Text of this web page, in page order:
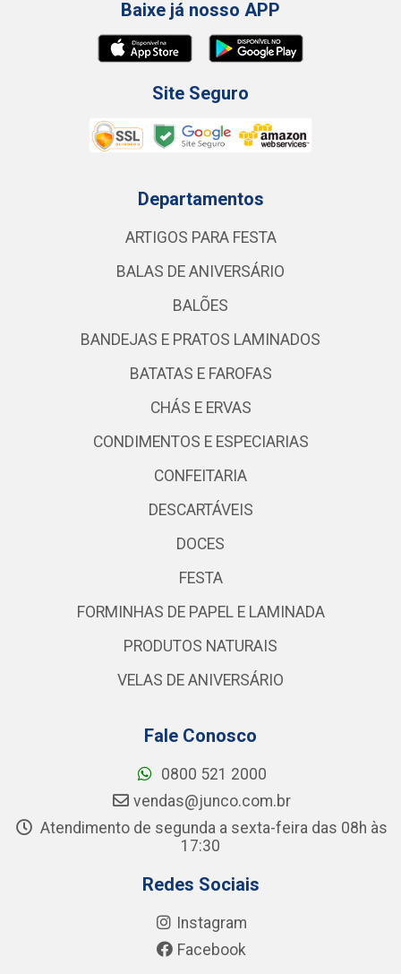
Baixe já nosso APP
Site Seguro
Departamentos
ARTIGOS PARA FESTA
BALAS DE ANIVERSÁRIO
BALÕES
BANDEJAS E PRATOS LAMINADOS
BATATAS E FAROFAS
CHÁS E ERVAS
CONDIMENTOS E ESPECIARIAS
CONFEITARIA
DESCARTÁVEIS
DOCES
FESTA
FORMINHAS DE PAPEL E LAMINADA
PRODUTOS NATURAIS
VELAS DE ANIVERSÁRIO
Fale Conosco
0800 521 2000
vendas@junco.com.br
Atendimento de segunda a sexta-feira das 08h às
17:30
Redes Sociais
Instagram
Facebook